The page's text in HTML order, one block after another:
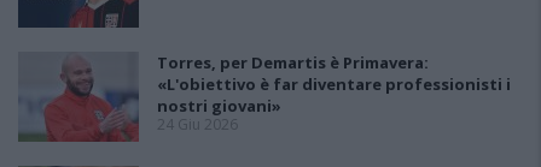
Torres, per Demartis è Primavera:
«L'obiettivo è far diventare professionisti i
nostri giovani»
24 Giu 2026